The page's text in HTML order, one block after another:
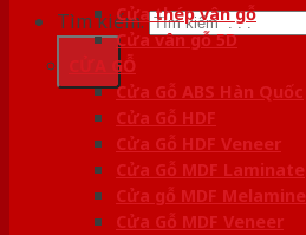
Tìm kiếm:Cửa thép vân gỗ
Cửa vân gỗ 5D
CỬA GỖ
Cửa Gỗ ABS Hàn Quốc
Cửa Gỗ HDF
Cửa Gỗ HDF Veneer
Cửa Gỗ MDF Laminate
Cửa gỗ MDF Melamine
Cửa Gỗ MDF Veneer